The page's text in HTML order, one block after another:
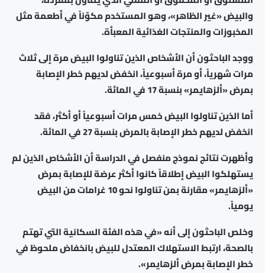
والبيض «غير الظاهر»، وهو المستخدم مكوّناً في أطعمة مثل
المخبوزات والمنتجات الغذائية المعبأة.
ووجد الباحثون أن الأشخاص الذين تناولوا البيض مرة إلى ثلاث
مرات شهرياً، أو مرة أسبوعياً، انخفض لديهم خطر الإصابة
بمرض «ألزهايمر» بنسبة 17 في المائة.
أما الذين تناولوا البيض خمس مرات أسبوعياً أو أكثر، فقد
انخفض لديهم خطر الإصابة بالمرض بنسبة 27 في المائة.
وأظهرت نتائج نموذج منفصل في الدراسة أن الأشخاص الذين لم
يستهلكوا البيض إطلاقاً كانوا أكثر عرضة للإصابة بمرض
«ألزهايمر» مقارنة بمن تناولوا نحو 10 غرامات من البيض
يومياً.
وخلص الباحثون إلى أنه «في هذه الفئة السكانية التي تهتم
بالصحة، ارتبط الاستهلاك المعتدل للبيض بانخفاض ملحوظ في
خطر الإصابة بمرض ألزهايمر».